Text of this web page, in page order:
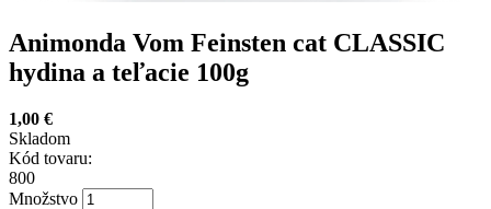
Animonda Vom Feinsten cat CLASSIC
hydina a teľacie 100g
1,00 €
Skladom
Kód tovaru:
800
Množstvo